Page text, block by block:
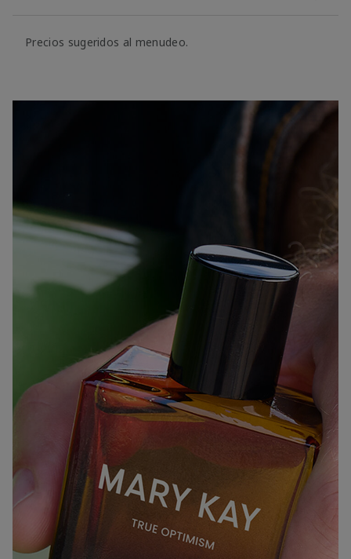
Precios sugeridos al menudeo.